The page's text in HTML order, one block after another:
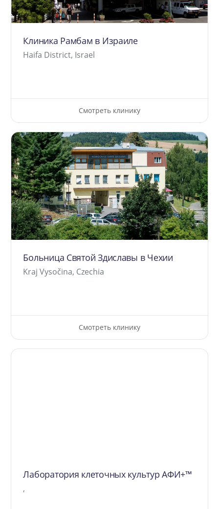
Клиника Рамбам в Израиле
Haifa District, Israel
Смотреть клинику
Больница Святой Здиславы в Чехии
Kraj Vysočina, Czechia
Смотреть клинику
Лаборатория клеточных культур АФИ+™
,